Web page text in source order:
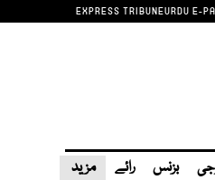
EXPRESS TRIBUNEURDU E-
بزنس رائے مزید